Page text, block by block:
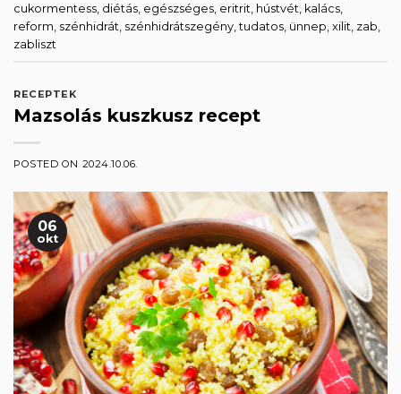
cukormentess, diétás, egészséges, eritrit, hústvét, kalács,
reform, szénhidrát, szénhidrátszegény,tudatos, ünnep, xilit, zab,
zabliszt
RECEPTEK
Mazsolás kuszkusz recept
POSTED ON 2024.10.06.
06
okt